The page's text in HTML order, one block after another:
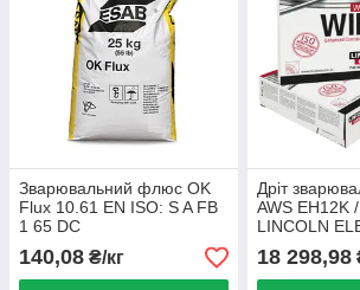
Зварювальний флюс OK
Flux 10.61 EN ISO: S A FB
1 65 DC
140,08 ₴/кг
Дріт
AWS EH12K
LINCOLN
18 298,98